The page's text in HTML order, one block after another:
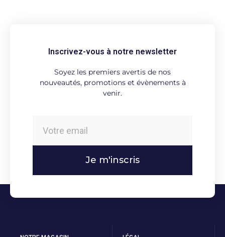
Inscrivez-vous à notre newsletter
Soyez les premiers avertis de nos
nouveautés, promotions et évènements à
venir.
Je m'inscris